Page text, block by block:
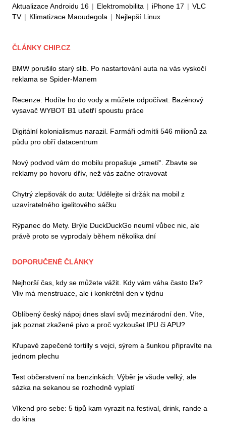
Aktualizace Androidu 16 | Elektromobilita | iPhone 17 | VLC
TV | Klimatizace Maoudegola | Nejlepší Linux
ČLÁNKY CHIP.CZ
BMW porušilo starý slib. Po nastartování auta na vás vyskočí
reklama se Spider-Manem
Recenze: Hodíte ho do vody a můžete odpočívat. Bazénový
vysavač WYBOT B1 ušetří spoustu práce
Digitální kolonialismus narazil. Farmáři odmítli 546 milionů za
půdu pro obří datacentrum
Nový podvod vám do mobilu propašuje „smetí“. Zbavte se
reklamy po hovoru dřív, než vás začne otravovat
Chytrý zlepšovák do auta: Udělejte si držák na mobil z
uzavíratelného igelitového sáčku
Rýpanec do Mety. Brýle DuckDuckGo neumí vůbec nic, ale
právě proto se vyprodaly během několika dní
DOPORUČENÉ ČLÁNKY
Nejhorší čas, kdy se můžete vážit. Kdy vám váha často lže?
Vliv má menstruace, ale i konkrétní den v týdnu
Oblíbený český nápoj dnes slaví svůj mezinárodní den. Víte,
jak poznat zkažené pivo a proč vyzkoušet IPU či APU?
Křupavé zapečené tortilly s vejci, sýrem a šunkou připravíte na
jednom plechu
Test občerstvení na benzinkách: Výběr je všude velký, ale
sázka na sekanou se rozhodně vyplatí
Víkend pro sebe: 5 tipů kam vyrazit na festival, drink, rande a
do kina